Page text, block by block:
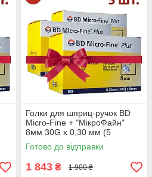
Голки для шприц-ручок BD
Micro-Fine + "МікроФайн"
8мм 30G x 0,30 мм (5
упаковок)
Готово до відправки
1 843 ₴ 1 900 ₴